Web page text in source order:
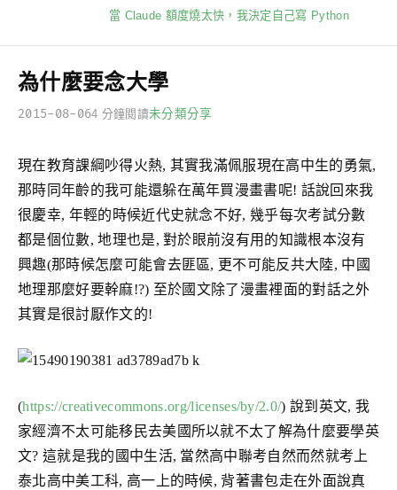
當 Claude 額度燒太快，我決定自己寫 Python
為什麼要念大學
2015-08-064 分鐘閱讀未分類分享
現在教育課綱吵得火熱, 其實我滿佩服現在高中生的勇氣,
那時同年齡的我可能還躲在萬年買漫畫書呢! 話說回來我
很慶幸, 年輕的時候近代史就念不好, 幾乎每次考試分數
都是個位數, 地理也是, 對於眼前沒有用的知識根本沒有
興趣(那時候怎麼可能會去匪區, 更不可能反共大陸, 中國
地理那麼好要幹麻!?) 至於國文除了漫畫裡面的對話之外
其實是很討厭作文的!
(https://creativecommons.org/licenses/by/2.0/) 說到英文, 我
家經濟不太可能移民去美國所以就不太了解為什麼要學英
文? 這就是我的國中生活, 當然高中聯考自然而然就考上
泰北高中美工科, 高一上的時候, 背著書包走在外面說真